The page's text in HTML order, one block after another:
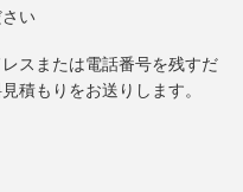
い
スまたは電話番号を残すだ
積もりをお送りします。